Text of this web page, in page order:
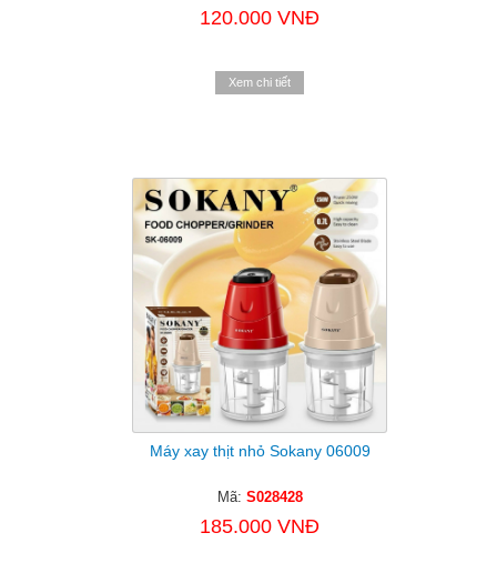
120.000 VNĐ
Xem chi tiết
Máy xay thịt nhỏ Sokany 06009
Mã: S028428
185.000 VNĐ